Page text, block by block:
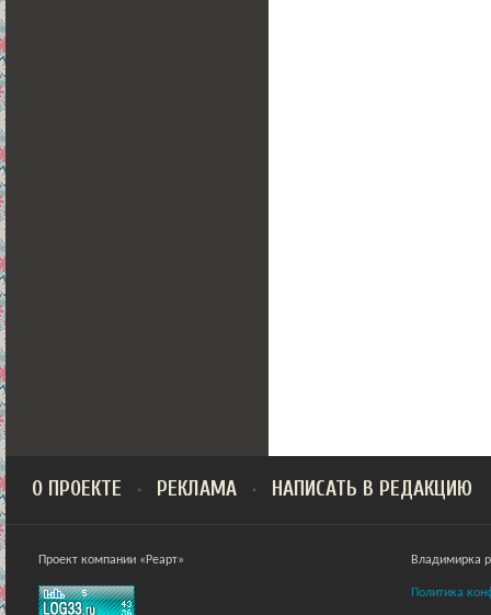
О ПРОЕКТЕ РЕКЛАМА НАПИСАТЬ В РЕДАКЦИЮ
Проект компании «Реарт» Владимирка
Политика